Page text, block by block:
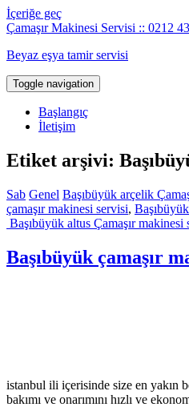
İçeriğe geç
Çamaşır Makinesi Servisi :: 0212
Beyaz eşya tamir servisi
Toggle navigation
Başlangıç
İletişim
Etiket arşivi:
Sab Genel Başıbüyük arçelik
çamaşır makinesi servisi,
Başıbüyük altus Çamaşır makinesi
Başıbüyük çamaşır
istanbul ili içerisinde size en yakın
bakımı ve onarımını hızlı ve